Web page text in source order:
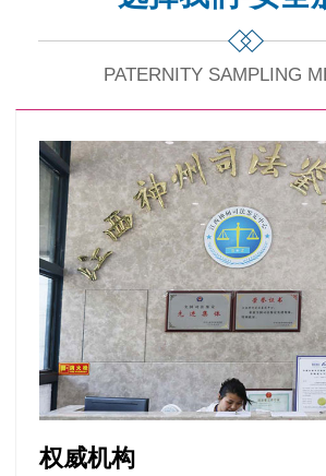
PATERNITY SAMPLING
权威机构